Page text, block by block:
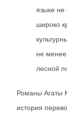
языке не
широко
не
лесной
Романы Агаты
история